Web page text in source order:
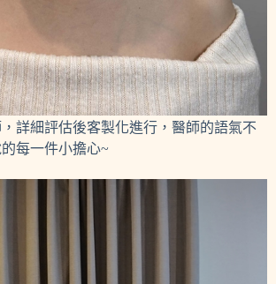
詳細評估後客製化進行，醫師的語氣不
每一件小擔心~